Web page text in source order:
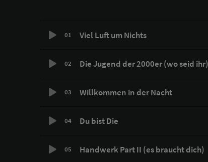
01 Viel Luft um Nichts
02 Die Jugend der 2000er (wo seid ihr)
03 Willkommen in der Nacht
04 Du bist Die
05 Handwerk Part II (es braucht dich)